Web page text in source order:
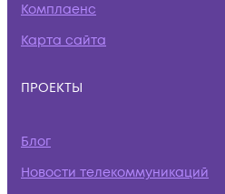
Комплаенс
Карта сайта
ПРОЕКТЫ
Блог
Новости телекоммуникаций